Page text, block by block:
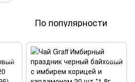
По популярности